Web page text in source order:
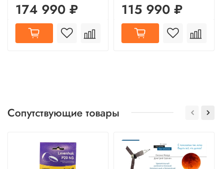
174 990 ₽ 115 990 ₽
Сопутствующие товары